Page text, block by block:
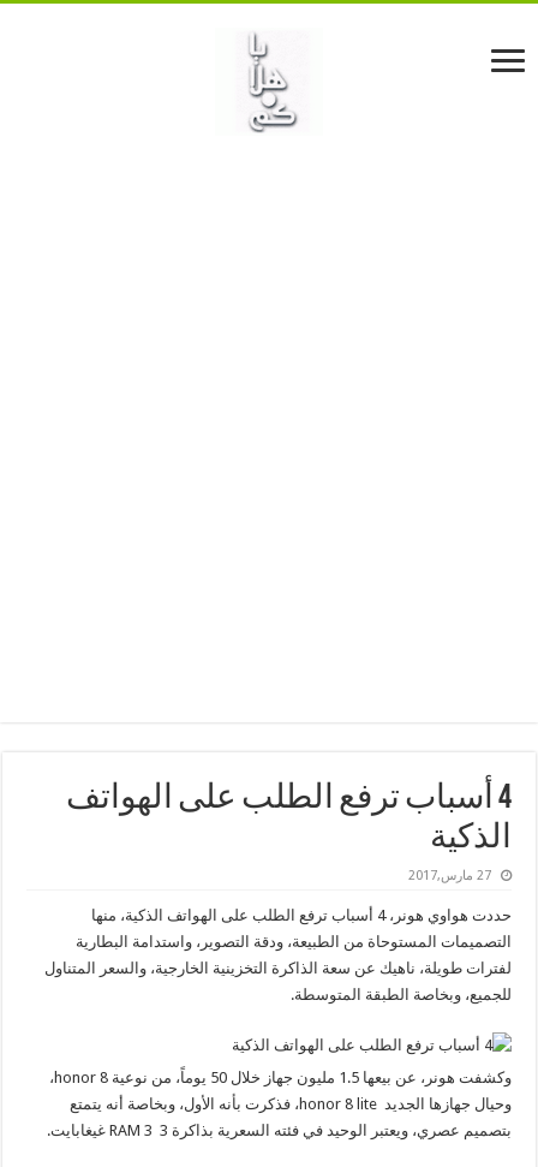
4 أسباب ترفع الطلب على الهواتف
الذكية
27 مارس,2017
حددت هواوي هونر، 4 أسباب ترفع الطلب على الهواتف الذكية، منها
التصميمات المستوحاة من الطبيعة، ودقة التصوير، واستدامة البطارية
لفترات طويلة، ناهيك عن سعة الذاكرة التخزينية الخارجية، والسعر المتناول
للجميع، وبخاصة الطبقة المتوسطة.
وكشفت هونر، عن بيعها 1.5 مليون جهاز خلال 50 يوماً، من نوعية honor 8،
وحيال جهازها الجديد honor 8 lite، فذكرت بأنه الأول، وبخاصة أنه يتمتع
بتصميم عصري، ويعتبر الوحيد في فئته السعرية بذاكرة 3 RAM 3 غيغابايت.